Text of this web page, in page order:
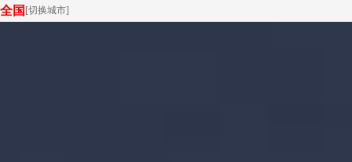
全国 [切换城市]